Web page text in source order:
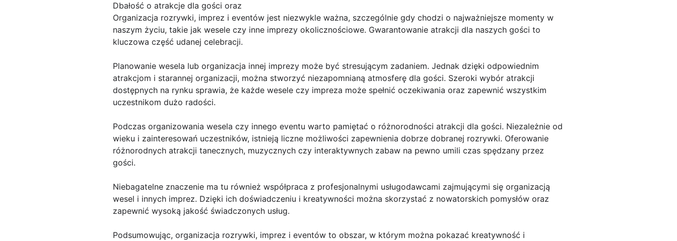
Dbałość o atrakcje dla gości oraz
Organizacja rozrywki, imprez i eventów jest niezwykle ważna, szczególnie gdy chodzi o najważniejsze momenty w
naszym życiu, takie jak wesele czy inne imprezy okolicznościowe. Gwarantowanie atrakcji dla naszych gości to
kluczowa część udanej celebracji.
Planowanie wesela lub organizacja innej imprezy może być stresującym zadaniem. Jednak dzięki odpowiednim
atrakcjom i starannej organizacji, można stworzyć niezapomnianą atmosferę dla gości. Szeroki wybór atrakcji
dostępnych na rynku sprawia, że każde wesele czy impreza może spełnić oczekiwania oraz zapewnić wszystkim
uczestnikom dużo radości.
Podczas organizowania wesela czy innego eventu warto pamiętać o różnorodności atrakcji dla gości. Niezależnie od
wieku i zainteresowań uczestników, istnieją liczne możliwości zapewnienia dobrze dobranej rozrywki. Oferowanie
różnorodnych atrakcji tanecznych, muzycznych czy interaktywnych zabaw na pewno umili czas spędzany przez
gości.
Niebagatelne znaczenie ma tu również współpraca z profesjonalnymi usługodawcami zajmującymi się organizacją
wesel i innych imprez. Dzięki ich doświadczeniu i kreatywności można skorzystać z nowatorskich pomysłów oraz
zapewnić wysoką jakość świadczonych usług.
Podsumowując, organizacja rozrywki, imprez i eventów to obszar, w którym można pokazać kreatywność i